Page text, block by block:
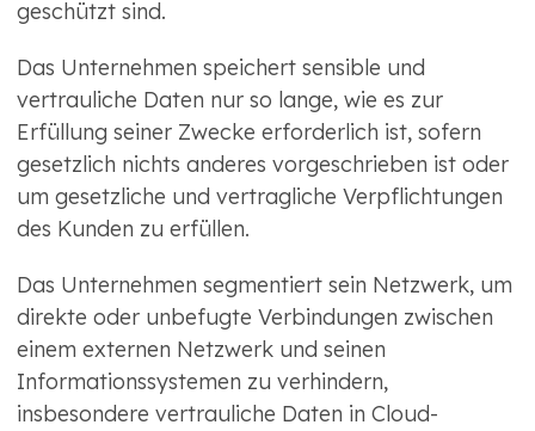
geschützt sind.
Das Unternehmen speichert sensible und
vertrauliche Daten nur so lange, wie es zur
Erfüllung seiner Zwecke erforderlich ist, sofern
gesetzlich nichts anderes vorgeschrieben ist oder
um gesetzliche und vertragliche Verpflichtungen
des Kunden zu erfüllen.
Das Unternehmen segmentiert sein Netzwerk, um
direkte oder unbefugte Verbindungen zwischen
einem externen Netzwerk und seinen
Informationssystemen zu verhindern,
insbesondere vertrauliche Daten in Cloud-